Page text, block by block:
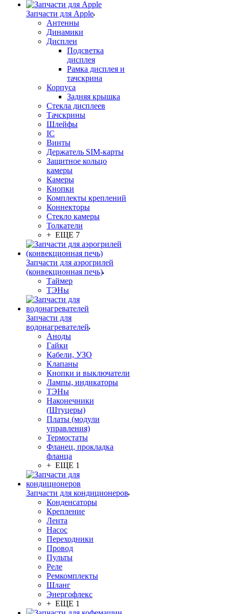
Запчасти для Apple
Антенны
Динамики
Дисплеи
Подсветка
дисплея
Рамка дисплея и
тачскрина
Корпуса
Задняя крышка
Стекла дисплеев
Тачскрины
Шлейфы
IC
Винты
Держатель SIM-карты
Защитное кольцо
камеры
Камеры
Кнопки
Комплекты креплений
Коннекторы
Стекло камеры
Толкатели
+ ЕЩЕ 7
Запчасти для аэрогрилей
(конвекционная печь)
Таймер
ТЭНы
Запчасти для
водонагревателей
Аноды
Гайки
Кабели, УЗО
Клапаны
Кнопки и выключатели
Лампы, индикаторы
ТЭНы
Наконечники
(Штуцеры)
Платы (модули
управления)
Термостаты
Фланец, прокладка
фланца
+ ЕЩЕ 1
Запчасти для кондиционеров
Конденсаторы
Крепление
Лента
Насос
Переходники
Провод
Пульты
Реле
Ремкомплекты
Шланг
Энергофлекс
+ ЕЩЕ 1